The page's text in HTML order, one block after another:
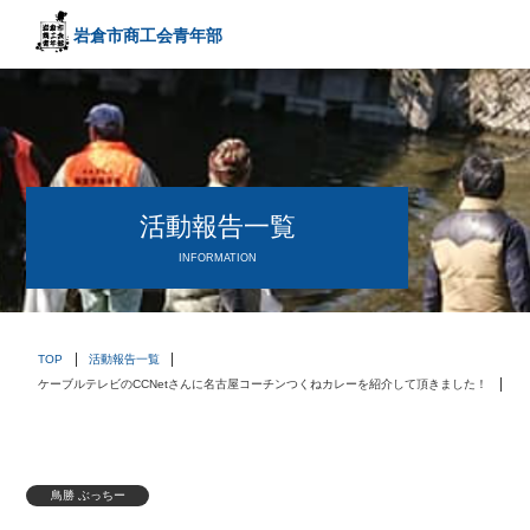
岩倉市商工会青年部
〒482－0042
愛知県岩倉市中本町西出口31-1
TEL:0587-66-3400
FAX:0587-66-3417
頑張る中小企業を応援します！
活動報告一覧
INFORMATION
TOP
活動報告一覧
ケーブルテレビのCCNetさんに名古屋コーチンつくねカレーを紹介して頂きました！
鳥勝 ぶっちー